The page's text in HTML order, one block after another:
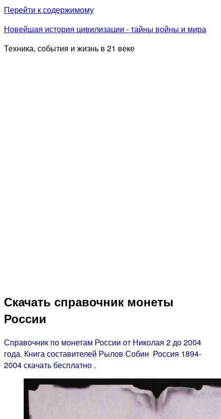
Перейти к содержимому
Новейшая история цивилизации - тайны войны и мира
Техника, события и жизнь в 21 веке
Скачать справочник монеты
России
Справочник по монетам России от Николая 2 до 2004
года. Книга составителей Рылов Собин Россия 1894-
2004 скачать бесплатно .